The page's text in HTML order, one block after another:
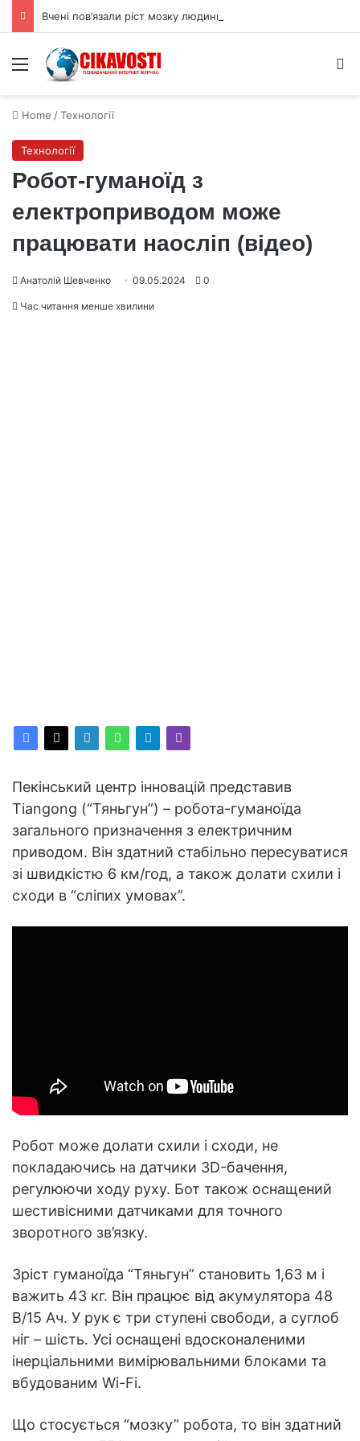
Вчені пов’язали ріст мозку людини з цукрами в раціоні
Menu
Home /Технології
Технології
Робот-гуманоїд з
електроприводом може
працювати наосліп (відео)
Анатолій Шевченко 09.05.2024 0
Час читання менше хвилини
Пекінський центр інновацій представив
Tiangong (“Тяньгун”) – робота-гуманоїда
загального призначення з електричним
приводом. Він здатний стабільно пересуватися
зі швидкістю 6 км/год, а також долати схили і
сходи в “сліпих умовах”.
Робот може долати схили і сходи, не
покладаючись на датчики 3D-бачення,
регулюючи ходу руху. Бот також оснащений
шестивісними датчиками для точного
зворотного зв’язку.
Зріст гуманоїда “Тяньгун” становить 1,63 м і
важить 43 кг. Він працює від акумулятора 48
В/15 Ач. У рук є три ступені свободи, а суглоб
ніг – шість. Усі оснащені вдосконаленими
інерціальними вимірювальними блоками та
вбудованим Wi-Fi.
Що стосується “мозку” робота, то він здатний